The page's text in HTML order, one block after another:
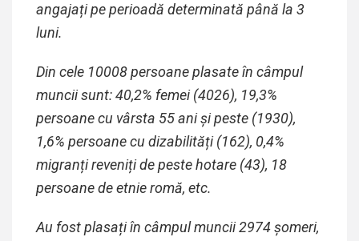
angajați pe perioadă determinată până la 3
luni.
Din cele 10008 persoane plasate în câmpul
muncii sunt: 40,2% femei (4026), 19,3%
persoane cu vârsta 55 ani și peste (1930),
1,6% persoane cu dizabilități (162), 0,4%
migranți reveniți de peste hotare (43), 18
persoane de etnie romă, etc.
Au fost plasați în câmpul muncii 2974 șomeri,